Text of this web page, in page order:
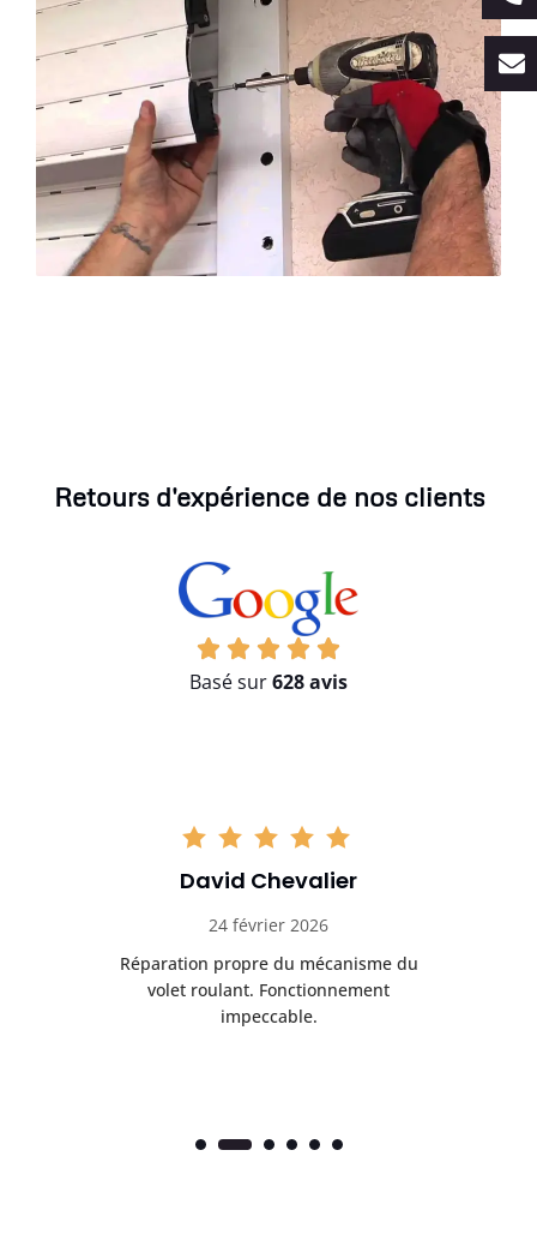
Retours d'expérience de nos clients
Basé sur628 avis
David Chevalier
24 février 2026
Réparation propre du mécanisme du
volet roulant. Fonctionnement
impeccable.